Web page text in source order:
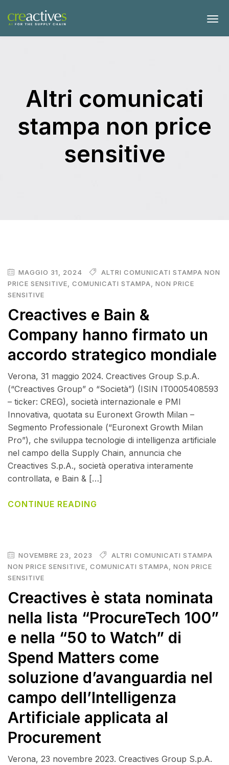
Altri comunicati
stampa non price
sensitive
MAGGIO 31, 2024
ALTRI COMUNICATI STAMPA NON
PRICE SENSITIVE, COMUNICATI STAMPA, NON PRICE
SENSITIVE
Creactives e Bain &
Company hanno firmato un
accordo strategico mondiale
Verona, 31 maggio 2024. Creactives Group S.p.A.
(“Creactives Group” o “Società”) (ISIN IT0005408593
– ticker: CREG), società internazionale e PMI
Innovativa, quotata su Euronext Growth Milan –
Segmento Professionale (“Euronext Growth Milan
Pro”), che sviluppa tecnologie di intelligenza artificiale
nel campo della Supply Chain, annuncia che
Creactives S.p.A., società operativa interamente
controllata, e Bain & […]
CONTINUE READING
NOVEMBRE 23, 2023
ALTRI COMUNICATI STAMPA
NON PRICE SENSITIVE, COMUNICATI STAMPA, NON PRICE
SENSITIVE
Creactives è stata nominata
nella lista “ProcureTech 100”
e nella “50 to Watch” di
Spend Matters come
soluzione d’avanguardia nel
campo dell’Intelligenza
Artificiale applicata al
Procurement
Verona, 23 novembre 2023. Creactives Group S.p.A.